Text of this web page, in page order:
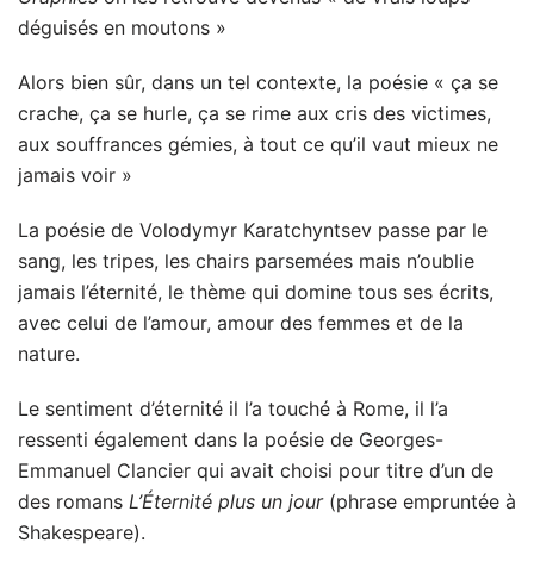
déguisés en moutons »
Alors bien sûr, dans un tel contexte, la poésie « ça se
crache, ça se hurle, ça se rime aux cris des victimes,
aux souffrances gémies, à tout ce qu’il vaut mieux ne
jamais voir »
La poésie de Volodymyr Karatchyntsev passe par le
sang, les tripes, les chairs parsemées mais n’oublie
jamais l’éternité, le thème qui domine tous ses écrits,
avec celui de l’amour, amour des femmes et de la
nature.
Le sentiment d’éternité il l’a touché à Rome, il l’a
ressenti également dans la poésie de Georges-
Emmanuel Clancier qui avait choisi pour titre d’un de
des romans L’Éternité plus un jour(phrase empruntée à
Shakespeare).